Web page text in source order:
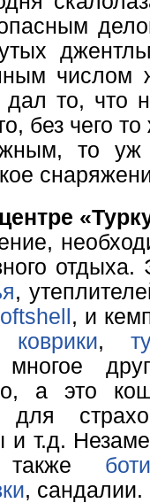
числом
то, что
без чего
то уж
отдыха.
,
, и
коврики,
а это
и т.д.
также
, сандалии.